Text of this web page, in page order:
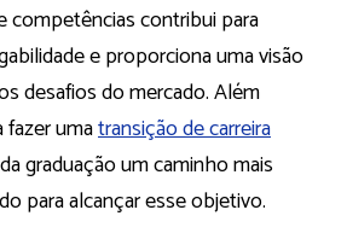
competências contribui para
e proporciona uma visão
desafios do mercado. Além
fazer umatransição de carreira
graduação um caminho mais
para alcançar esse objetivo.